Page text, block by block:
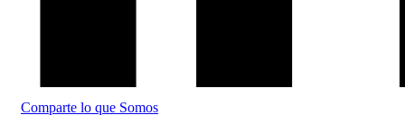
Comparte lo que Somos